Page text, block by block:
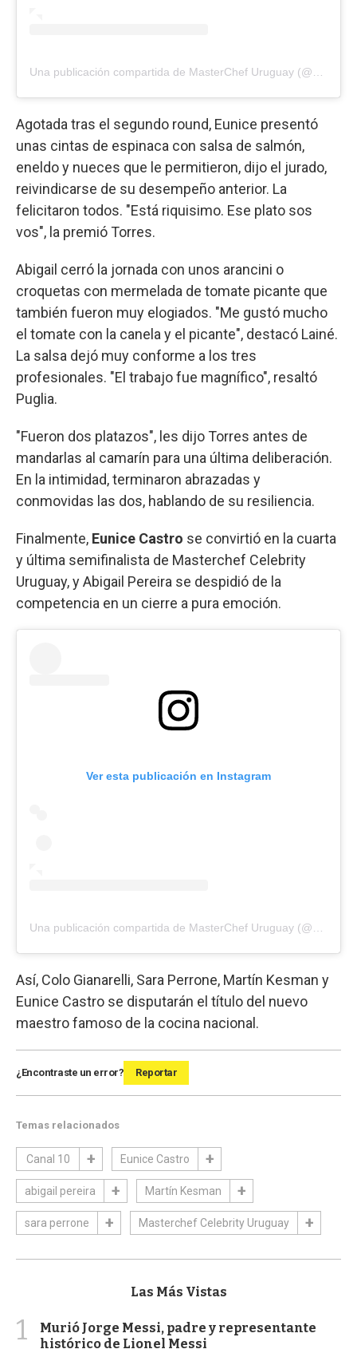
Agotada tras el segundo round, Eunice presentó
unas cintas de espinaca con salsa de salmón,
eneldo y nueces que le permitieron, dijo el jurado,
reivindicarse de su desempeño anterior. La
felicitaron todos. "Está riquisimo. Ese plato sos
vos", la premió Torres.
Abigail cerró la jornada con unos arancini o
croquetas con mermelada de tomate picante que
también fueron muy elogiados. "Me gustó mucho
el tomate con la canela y el picante", destacó Lainé.
La salsa dejó muy conforme a los tres
profesionales. "El trabajo fue magnífico", resaltó
Puglia.
"Fueron dos platazos", les dijo Torres antes de
mandarlas al camarín para una última deliberación.
En la intimidad, terminaron abrazadas y
conmovidas las dos, hablando de su resiliencia.
Finalmente, Eunice Castro se convirtió en la cuarta
y última semifinalista de Masterchef Celebrity
Uruguay, y Abigail Pereira se despidió de la
competencia en un cierre a pura emoción.
Ver esta publicación en Instagram
Así, Colo Gianarelli, Sara Perrone, Martín Kesman y
Eunice Castro se disputarán el título del nuevo
maestro famoso de la cocina nacional.
¿Encontraste un error? Reportar
Temas relacionados
Canal 10 Eunice Castro
abigail pereira Martín Kesman
sara perrone Masterchef Celebrity Uruguay
Las Más Vistas
1
Murió Jorge Messi, padre y representante
histórico de Lionel Messi